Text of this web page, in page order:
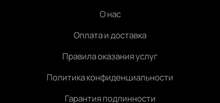
О нас
Оплата и доставка
Правила оказания услуг
Политика конфиденциальности
Гарантия подлинности